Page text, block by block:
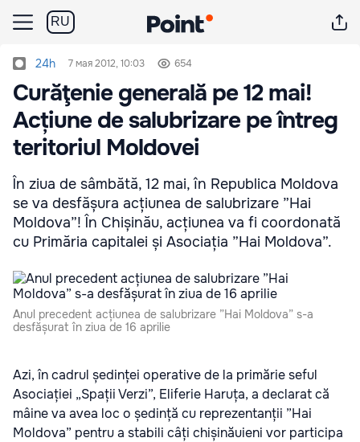
RU
24h 7 мая 2012, 10:03 654
Curăţenie generală pe 12 mai!
Acțiune de salubrizare pe întreg
teritoriul Moldovei
În ziua de sâmbătă, 12 mai, în Republica Moldova
se va desfășura acțiunea de salubrizare ”Hai
Moldova”! În Chișinău, acțiunea va fi coordonată
cu Primăria capitalei și Asociația ”Hai Moldova”.
Anul precedent acțiunea de salubrizare ”Hai Moldova” s-a
desfășurat în ziua de 16 aprilie
Azi, în cadrul ședinței operative de la primărie seful
Asociației „Spații Verzi”, Eliferie Haruța, a declarat că
mâine va avea loc o ședință cu reprezentanții ”Hai
Moldova” pentru a stabili câți chișinăuieni vor participa